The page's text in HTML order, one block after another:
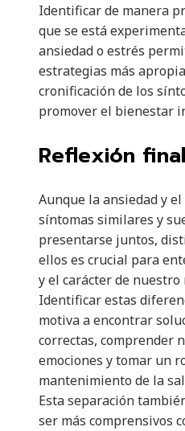
Identificar de manera
que se está
ansiedad o estrés
estrategias más
cronificación de los
promover el bienestar
Reflexión final
Aunque la ansiedad y
síntomas similares y
presentarse juntos,
ellos es crucial para
y el carácter de nuestro
Identificar estas
motiva a encontrar
correctas, comprender
emociones y tomar un
mantenimiento de la
Esta separación
ser más comprensivos